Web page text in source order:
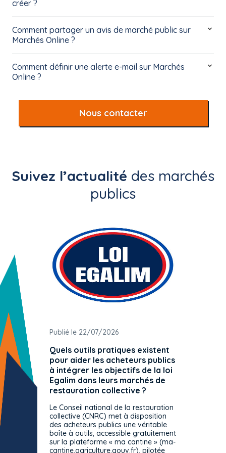
créer ?
Comment partager un avis de marché public sur
Marchés Online ?
Comment définir une alerte e-mail sur Marchés
Online ?
Nous contacter
Suivez l’actualité des marchés
publics
Publié le 22/07/2026
Quels outils pratiques existent
pour aider les acheteurs publics
à intégrer les objectifs de la loi
Egalim dans leurs marchés de
restauration collective ?
Le Conseil national de la restauration
collective (CNRC) met à disposition
des acheteurs publics une véritable
boîte à outils, accessible gratuitement
sur la plateforme « ma cantine » (ma-
cantine.agriculture.gouv.fr), pilotée